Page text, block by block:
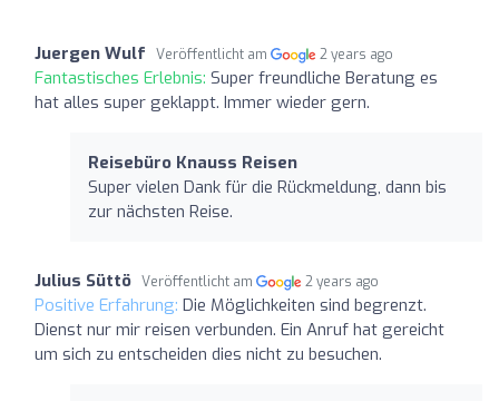
Juergen Wulf Veröffentlicht am 2 years ago
Fantastisches Erlebnis: Super freundliche Beratung es
hat alles super geklappt. Immer wieder gern.
Reisebüro Knauss Reisen
Super vielen Dank für die Rückmeldung, dann bis
zur nächsten Reise.
Julius Süttö Veröffentlicht am 2 years ago
Positive Erfahrung: Die Möglichkeiten sind begrenzt.
Dienst nur mir reisen verbunden. Ein Anruf hat gereicht
um sich zu entscheiden dies nicht zu besuchen.